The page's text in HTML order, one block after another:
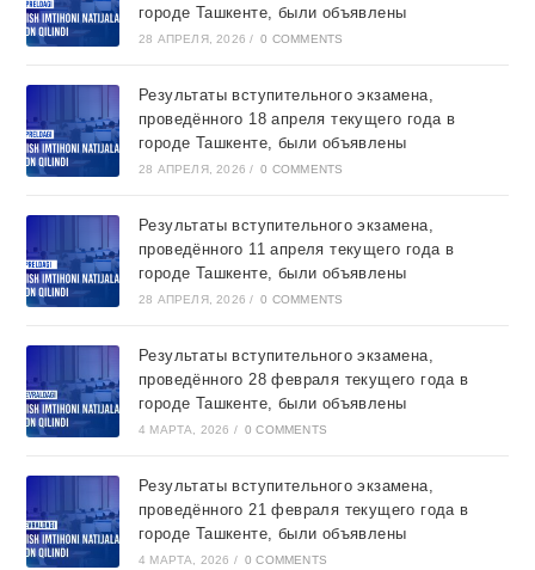
городе Ташкентe, были объявлены
28 АПРЕЛЯ, 2026 / 0 COMMENTS
Результаты вступительного экзамена,
проведённого 18 апреля текущего года в
городе Ташкентe, были объявлены
28 АПРЕЛЯ, 2026 / 0 COMMENTS
Результаты вступительного экзамена,
проведённого 11 апреля текущего года в
городе Ташкентe, были объявлены
28 АПРЕЛЯ, 2026 / 0 COMMENTS
Результаты вступительного экзамена,
проведённого 28 февраля текущего года в
городе Ташкентe, были объявлены
4 МАРТА, 2026 / 0 COMMENTS
Результаты вступительного экзамена,
проведённого 21 февраля текущего года в
городе Ташкентe, были объявлены
4 МАРТА, 2026 / 0 COMMENTS